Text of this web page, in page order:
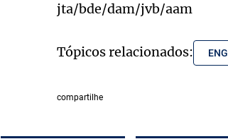
jta/bde/dam/jvb/aam
Tópicos relacionados: ENG
compartilhe